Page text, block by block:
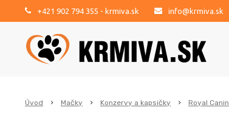
+421 902 794 355 - krmiva.sk info@krmiva.sk
Úvod Mačky Konzervy a kapsičky Royal Canin